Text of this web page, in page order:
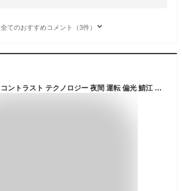
全てのおすすめコメント（3件）
偏光サングラス ネオコントラスト テクノロジー 夜間 運転 偏光 鯖江 メガネ サングラス メンズ メラニン uvカット おしゃれ ウェリントン ボストン スクエア ネオグラス ネオ レンズ 白内障 術後 保護メガネ